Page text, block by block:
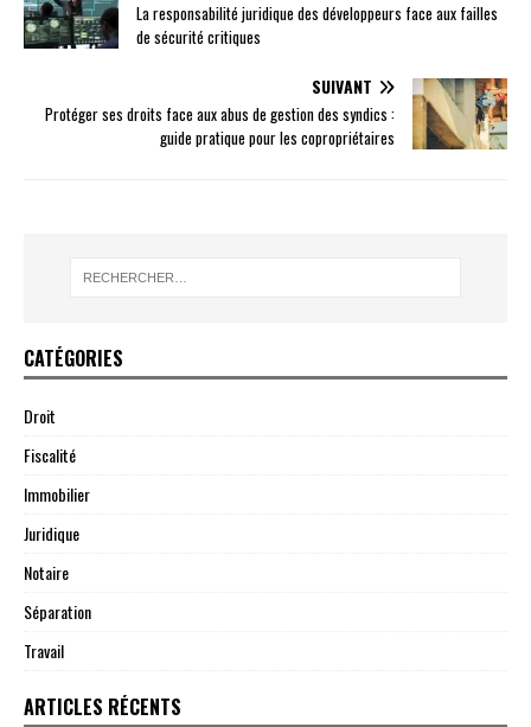
La responsabilité juridique des développeurs face aux failles
de sécurité critiques
SUIVANT
Protéger ses droits face aux abus de gestion des syndics :
guide pratique pour les copropriétaires
CATÉGORIES
Droit
Fiscalité
Immobilier
Juridique
Notaire
Séparation
Travail
ARTICLES RÉCENTS